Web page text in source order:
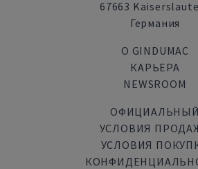
67663
Германия
О GINDUMAC
КАРЬЕРА
NEWSROOM
ОФИЦИАЛЬНЫЙ
УСЛОВИЯ
УСЛОВИЯ